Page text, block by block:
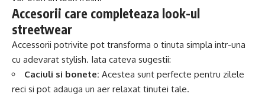
Accesorii care completeaza look-ul
streetwear
Accessorii potrivite pot transforma o tinuta simpla intr-una
cu adevarat stylish. Iata cateva sugestii:
Caciuli si bonete: Acestea sunt perfecte pentru zilele
reci si pot adauga un aer relaxat tinutei tale.